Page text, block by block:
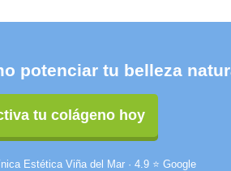
potenciar tu belleza
tu colágeno hoy
Estética Viña del Mar · 4.9 ⭐ Google